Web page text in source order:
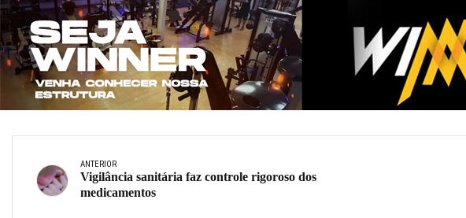
ANTERIOR
Vigilância sanitária faz controle rigoroso dos
medicamentos